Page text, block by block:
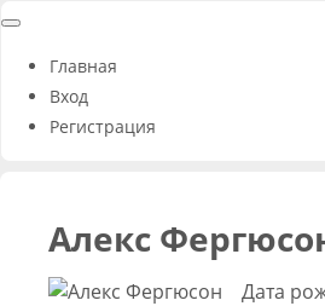
Главная
Вход
Регистрация
Алекс
Дата